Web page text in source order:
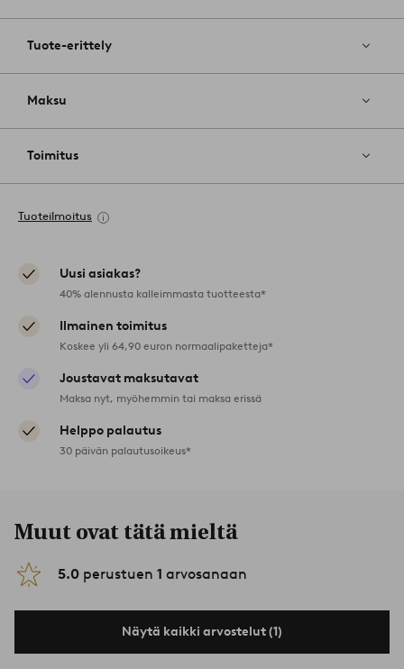
Tuote-erittely
Maksu
Toimitus
Tuoteilmoitus
Uusi asiakas?
40% alennusta kalleimmasta tuotteesta*
Ilmainen toimitus
Koskee yli 64,90 euron normaalipaketteja*
Joustavat maksutavat
Maksa nyt, myöhemmin tai maksa erissä
Helppo palautus
30 päivän palautusoikeus*
Muut ovat tätä mieltä
5.0 perustuen 1 arvosanaan
Näytä kaikki arvostelut (1)